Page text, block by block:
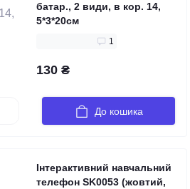
батар., 2 види, в кор. 14,
5*3*20см
1
130 ₴
До кошика
Інтерактивний навчальний
телефон SK0053 (жовтий,